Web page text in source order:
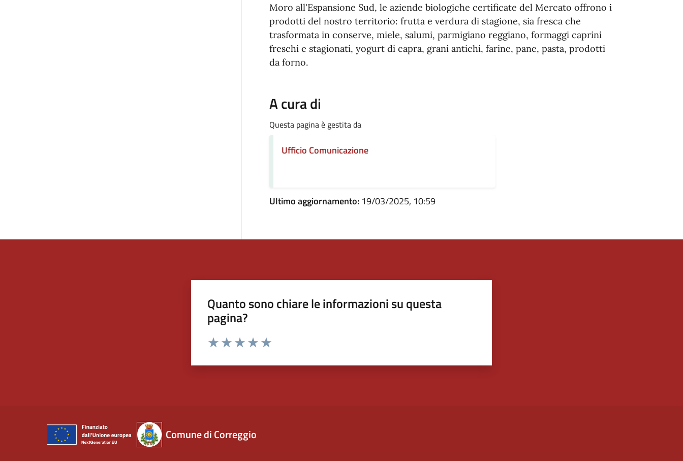
Moro all'Espansione Sud, le aziende biologiche certificate del Mercato offrono i
prodotti del nostro territorio: frutta e verdura di stagione, sia fresca che
trasformata in conserve, miele, salumi, parmigiano reggiano, formaggi caprini
freschi e stagionati, yogurt di capra, grani antichi, farine, pane, pasta, prodotti
da forno.
A cura di
Questa pagina è gestita da
Ufficio Comunicazione
Ultimo aggiornamento: 19/03/2025, 10:59
Quanto sono chiare le informazioni su questa
pagina?
Comune di Correggio